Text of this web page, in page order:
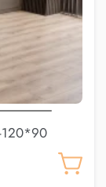
120*90